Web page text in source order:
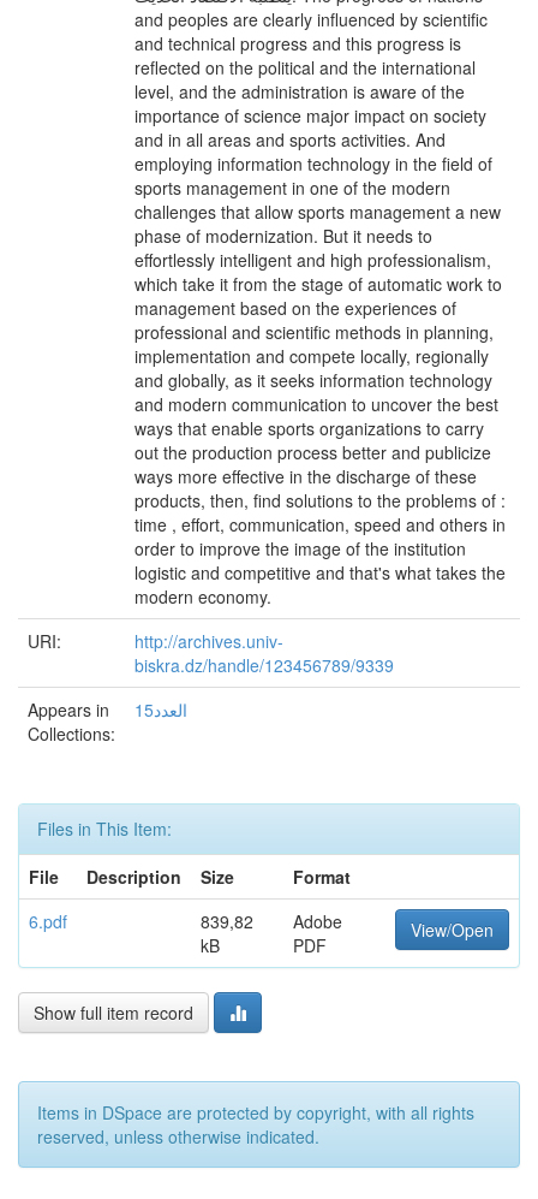
and peoples are clearly influenced by scientific
and technical progress and this progress is
reflected on the political and the international
level, and the administration is aware of the
importance of science major impact on society
and in all areas and sports activities. And
employing information technology in the field of
sports management in one of the modern
challenges that allow sports management a new
phase of modernization. But it needs to
effortlessly intelligent and high professionalism,
which take it from the stage of automatic work to
management based on the experiences of
professional and scientific methods in planning,
implementation and compete locally, regionally
and globally, as it seeks information technology
and modern communication to uncover the best
ways that enable sports organizations to carry
out the production process better and publicize
ways more effective in the discharge of these
products, then, find solutions to the problems of :
time , effort, communication, speed and others in
order to improve the image of the institution
logistic and competitive and that's what takes the
modern economy.
URI:
http://archives.univ-
biskra.dz/handle/123456789/9339
Appears in
Collections:
العدد15
Files in This Item:
File
Description Size
Format
6.pdf
839,82
kB
Adobe
PDF
View/Open
Show full item record
Items in DSpace are protected by copyright, with all rights
reserved, unless otherwise indicated.